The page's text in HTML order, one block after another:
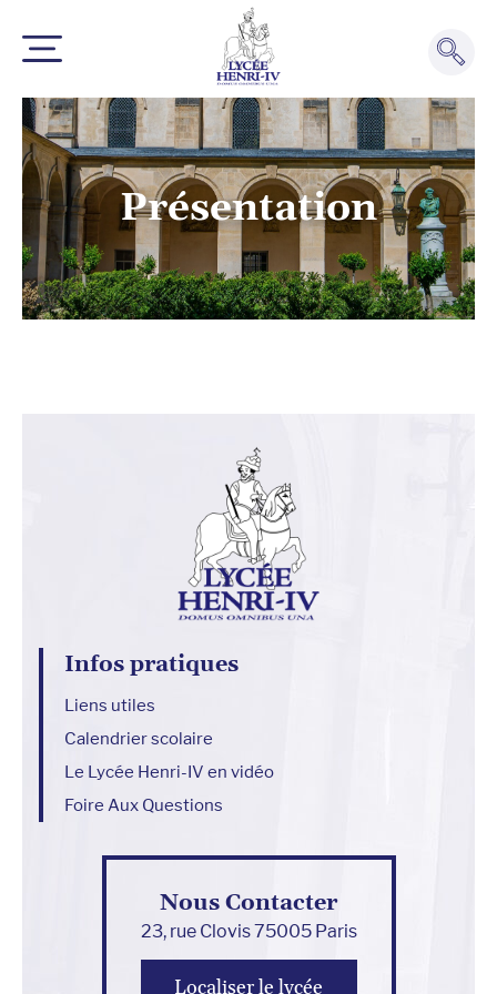
Présentation
Infos pratiques
Liens utiles
Calendrier scolaire
Le Lycée Henri-IV en vidéo
Foire Aux Questions
Nous Contacter
23, rue Clovis 75005 Paris
Localiser le lycée